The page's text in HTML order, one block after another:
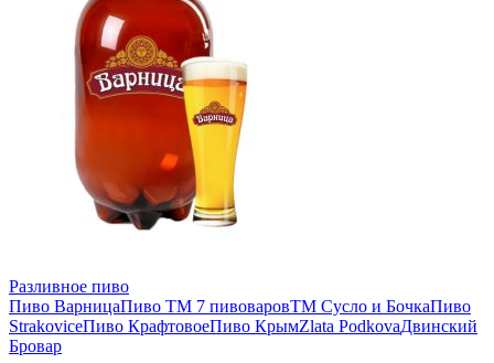
Разливное пиво
Пиво ВарницаПиво ТМ 7 пивоваровТМ Сусло и БочкаПиво
StrakoviceПиво КрафтовоеПиво КрымZlata PodkovaДвинский
Бровар